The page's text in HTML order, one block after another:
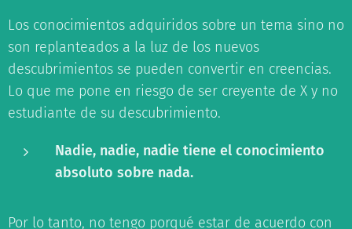
Los conocimientos adquiridos sobre un tema sino no
son replanteados a la luz de los nuevos
descubrimientos se pueden convertir en creencias.
Lo que me pone en riesgo de ser creyente de X y no
estudiante de su descubrimiento.
Nadie, nadie, nadie tiene el conocimiento
absoluto sobre nada.
Por lo tanto, no tengo porqué estar de acuerdo con